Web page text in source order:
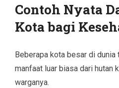
Contoh Nyata
Kota bagi
Beberapa kota besar di dunia
manfaat luar biasa dari hutan
warganya.